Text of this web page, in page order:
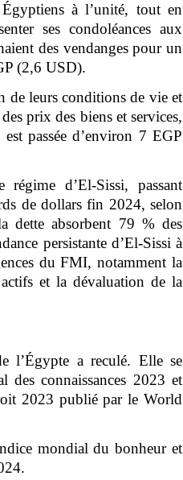
à l’unité, tout en
ses condoléances aux
des vendanges pour un
(2,6 USD).
de leurs conditions de vie et
prix des biens et services,
passée d’environ 7 EGP
d’El-Sissi, passant
de dollars fin 2024, selon
dette absorbent 79 % des
persistante d’El-Sissi à
du FMI, notamment la
et la dévaluation de la
l’Égypte a reculé. Elle se
des connaissances 2023 et
2023 publié par le World
mondial du bonheur et